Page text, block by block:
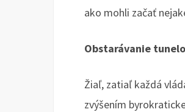
ako mohli začať
Obstarávanie
Žiaľ, zatiaľ každá
zvýšením